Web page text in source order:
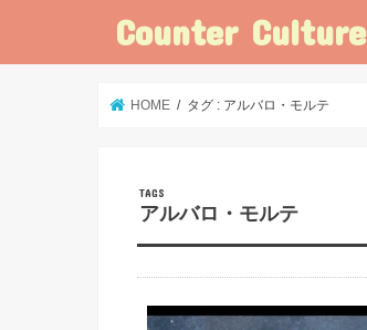
Counter Culture
HOME タグ : アルバロ・モルテ
アルバロ・モルテ